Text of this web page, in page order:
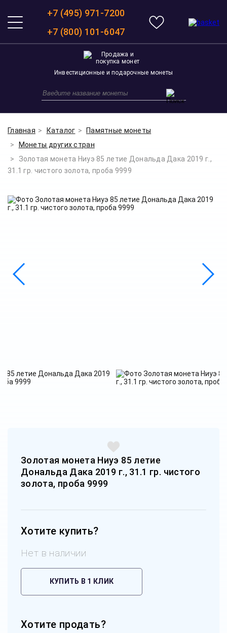
+7 (495) 971-7200
+7 (800) 101-6047
Инвестиционные и подарочные монеты
Главная Каталог
Памятные монеты
Монеты других стран
Золотая монета Ниуэ 85 летие Дональда Дака 2019 г.,
31.1 гр. чистого золота, проба 9999
Золотая монета Ниуэ 85 летие
Дональда Дака 2019 г., 31.1 гр. чистого
золота, проба 9999
Хотите купить?
Нет в наличии
КУПИТЬ В 1 КЛИК
Хотите продать?